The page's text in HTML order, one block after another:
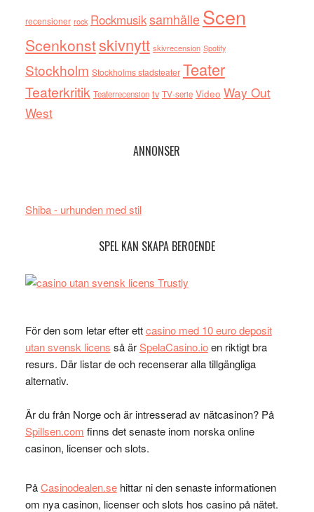
recensioner rock RockmusiksamhälleScen
Scenkonstskivnytt skivrecension Spotify
Stockholm Stockholms stadsteater Teater
Teaterkritik Teaterrecension tv TV-serie Video Way Out
West
ANNONSER
Shiba - urhunden med stil
SPEL KAN SKAPA BEROENDE
För den som letar efter ettcasino med 10 euro deposit
utan svensk licens så ärSpelaCasino.ioen riktigt bra
resurs. Där listar de och recenserar alla tillgängliga
alternativ.
Är du från Norge och är intresserad av nätcasinon? På
Spillsen.com finns det senaste inom norska online
casinon, licenser och slots.
PåCasinodealen.sehittar ni den senaste informationen
om nya casinon, licenser och slots hos casino på nätet.